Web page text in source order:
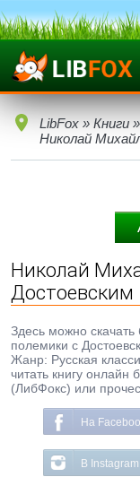
LibFox » Книги »
Николай
Николай
Достоевским
Здесь можно
полемики с
Жанр: Русская
читать книгу онлайн
(ЛибФокс) или
На
В Instagram